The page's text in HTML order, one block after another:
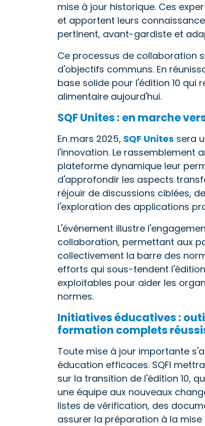
mise à jour historique. Ces
et apportent leurs
pertinent, avant-gardiste et
Ce processus de collaboration
d'objectifs communs. En
base solide pour l'édition 10
alimentaire aujourd'hui.
SQF Unites : en marche
En mars 2025, SQF Unites sera
l'innovation. Le rassemblement
plateforme dynamique leur
d'approfondir les aspects
réjouir de discussions ciblées,
l'exploration des applications
L'événement illustre
collaboration, permettant aux
collectivement la barre des
efforts qui sous-tendent
exploitables pour aider les
normes.
Initiatives éducatives :
formation complets
Toute mise à jour importante
éducation efficaces. SQFI
sur la transition de l'édition 10,
une équipe aux nouveaux
listes de vérification, des
assurer la préparation à la